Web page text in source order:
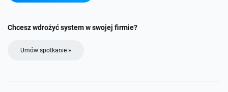
Chcesz wdrożyć system w swojej firmie?
Umów spotkanie »